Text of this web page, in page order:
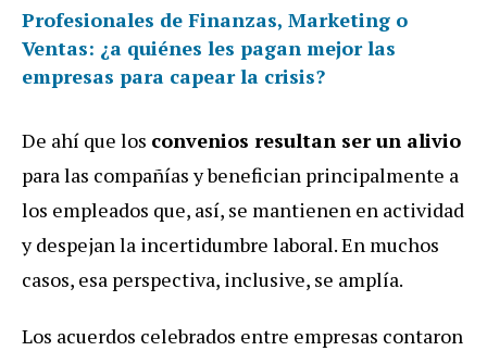
Profesionales de Finanzas, Marketing o
Ventas: ¿a quiénes les pagan mejor las
empresas para capear la crisis?
De ahí que los convenios resultan ser un alivio
para las compañías y benefician principalmente a
los empleados que, así, se mantienen en actividad
y despejan la incertidumbre laboral. En muchos
casos, esa perspectiva, inclusive, se amplía.
Los acuerdos celebrados entre empresas contaron